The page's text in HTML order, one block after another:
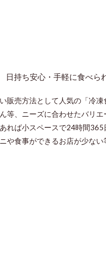
日持ち安心・手軽に食べら
販売方法として人気の「冷
等、ニーズに合わせたバリ
れば小スペースで24時間
や食事ができるお店が少ない